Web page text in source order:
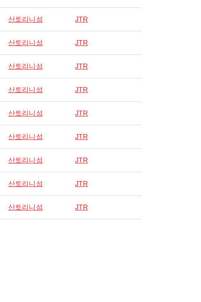
산토리니섬 JTR
산토리니섬 JTR
산토리니섬 JTR
산토리니섬 JTR
산토리니섬 JTR
산토리니섬 JTR
산토리니섬 JTR
산토리니섬 JTR
산토리니섬 JTR